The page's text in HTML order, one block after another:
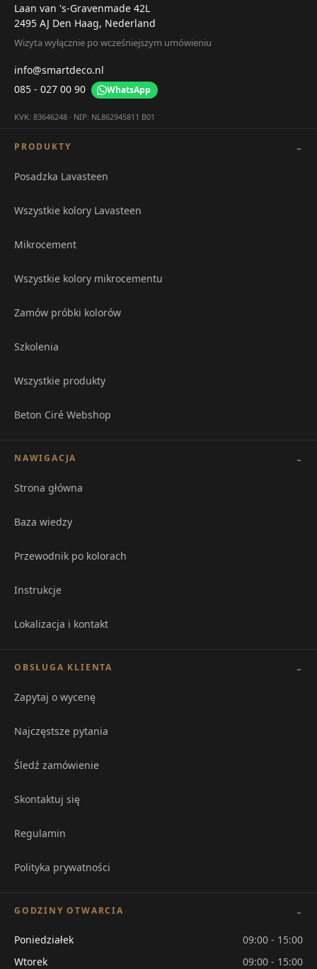
Laan van 's-Gravenmade 42L
2495 AJ Den Haag, Nederland
Wizyta wyłącznie po wcześniejszym umówieniu
info@smartdeco.nl
085 - 027 00 90
WhatsApp
KVK: 83646248 · NIP: NL862945811 B01
PRODUKTY
Posadzka Lavasteen
Wszystkie kolory Lavasteen
Mikrocement
Wszystkie kolory mikrocementu
Zamów próbki kolorów
Szkolenia
Wszystkie produkty
Beton Ciré Webshop
NAWIGACJA
Strona główna
Baza wiedzy
Przewodnik po kolorach
Instrukcje
Lokalizacja i kontakt
OBSŁUGA KLIENTA
Zapytaj o wycenę
Najczęstsze pytania
Śledź zamówienie
Skontaktuj się
Regulamin
Polityka prywatności
GODZINY OTWARCIA
Poniedziałek
09:00 - 15:00
Wtorek
09:00 - 15:00